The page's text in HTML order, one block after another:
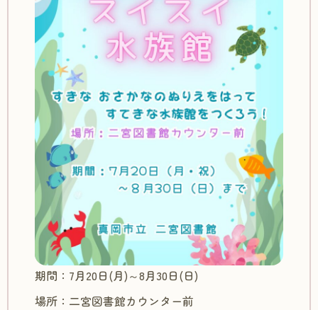
期間：7月20日(月)～8月30日(日)
場所：二宮図書館カウンター前